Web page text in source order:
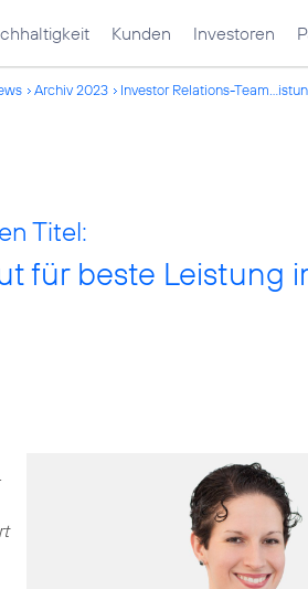
Kunden Investoren
Archiv 2023 Investor Relations-
Titel:
für beste Leistung